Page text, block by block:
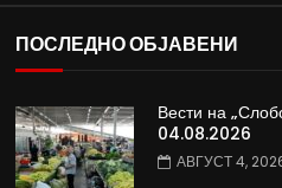
02:57
ВИДЕОАНКЕТА: Дали
што е „Скопје 2028“ и како ќе
трошат нивните пари?
ПОСЛЕДНО ОБЈАВЕНИ
Вести на
04.08.2026
АВГУСТ 4,